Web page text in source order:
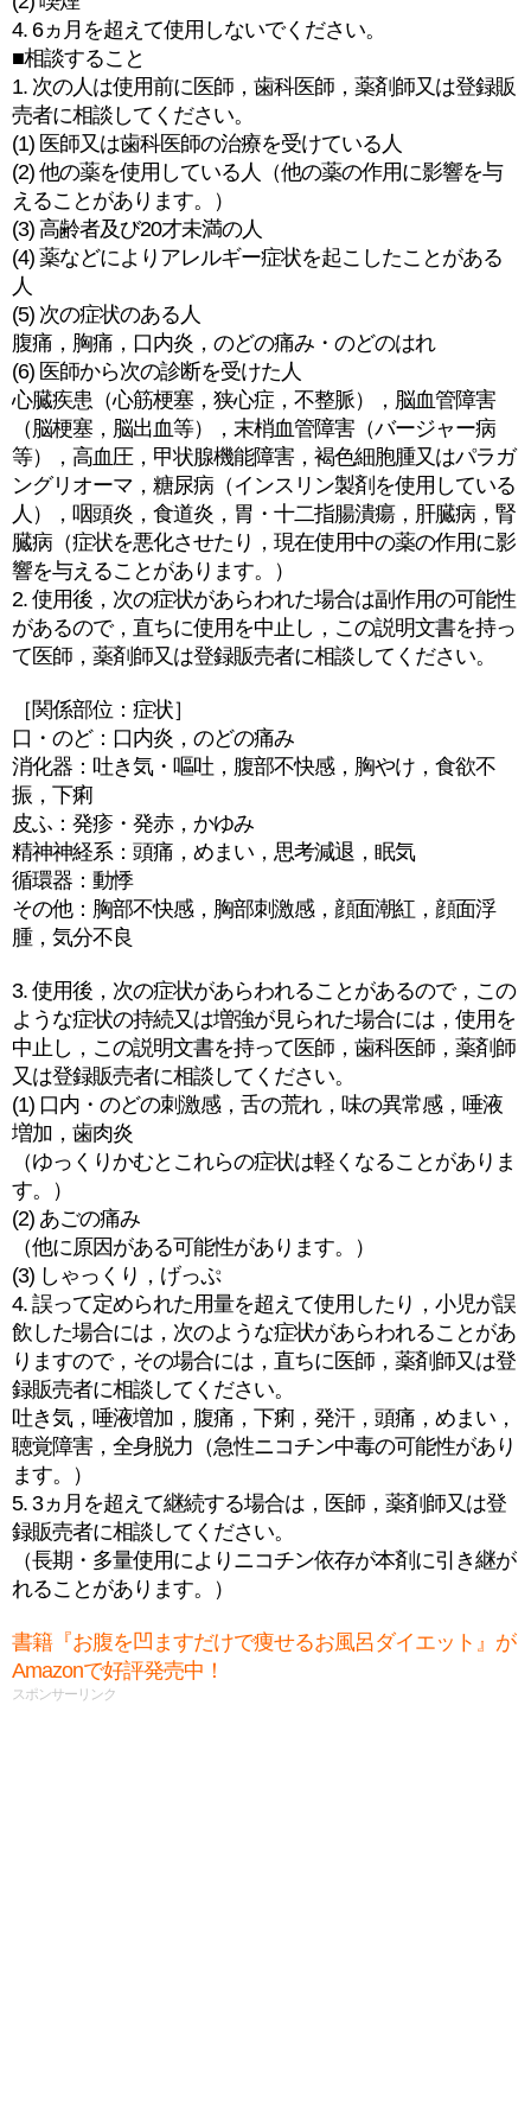
4. 6ヵ月を超えて使用しないでください。
■相談すること
1. 次の人は使用前に医師，歯科医師，薬剤師又は登録販
売者に相談してください。
(1) 医師又は歯科医師の治療を受けている人
(2) 他の薬を使用している人（他の薬の作用に影響を与
えることがあります。）
(3) 高齢者及び20才未満の人
(4) 薬などによりアレルギー症状を起こしたことがある
人
(5) 次の症状のある人
腹痛，胸痛，口内炎，のどの痛み・のどのはれ
(6) 医師から次の診断を受けた人
心臓疾患（心筋梗塞，狭心症，不整脈），脳血管障害
（脳梗塞，脳出血等），末梢血管障害（バージャー病
等），高血圧，甲状腺機能障害，褐色細胞腫又はパラガ
ングリオーマ，糖尿病（インスリン製剤を使用している
人），咽頭炎，食道炎，胃・十二指腸潰瘍，肝臓病，腎
臓病（症状を悪化させたり，現在使用中の薬の作用に影
響を与えることがあります。）
2. 使用後，次の症状があらわれた場合は副作用の可能性
があるので，直ちに使用を中止し，この説明文書を持っ
て医師，薬剤師又は登録販売者に相談してください。
［関係部位：症状］
口・のど：口内炎，のどの痛み
消化器：吐き気・嘔吐，腹部不快感，胸やけ，食欲不
振，下痢
皮ふ：発疹・発赤，かゆみ
精神神経系：頭痛，めまい，思考減退，眠気
循環器：動悸
その他：胸部不快感，胸部刺激感，顔面潮紅，顔面浮
腫，気分不良
3. 使用後，次の症状があらわれることがあるので，この
ような症状の持続又は増強が見られた場合には，使用を
中止し，この説明文書を持って医師，歯科医師，薬剤師
又は登録販売者に相談してください。
(1) 口内・のどの刺激感，舌の荒れ，味の異常感，唾液
増加，歯肉炎
（ゆっくりかむとこれらの症状は軽くなることがありま
す。）
(2) あごの痛み
（他に原因がある可能性があります。）
(3) しゃっくり，げっぷ
4. 誤って定められた用量を超えて使用したり，小児が誤
飲した場合には，次のような症状があらわれることがあ
りますので，その場合には，直ちに医師，薬剤師又は登
録販売者に相談してください。
吐き気，唾液増加，腹痛，下痢，発汗，頭痛，めまい，
聴覚障害，全身脱力（急性ニコチン中毒の可能性があり
ます。）
5. 3ヵ月を超えて継続する場合は，医師，薬剤師又は登
録販売者に相談してください。
（長期・多量使用によりニコチン依存が本剤に引き継が
れることがあります。）
書籍『お腹を凹ますだけで痩せるお風呂ダイエット』が
Amazonで好評発売中！
スポンサーリンク